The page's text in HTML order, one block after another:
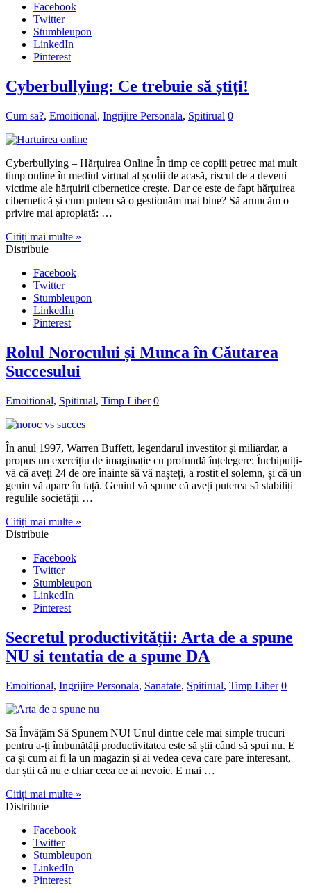
Facebook
Twitter
Stumbleupon
LinkedIn
Pinterest
Cyberbullying: Ce trebuie să știți!
Cum sa?, Emoitional, Ingrijire Personala, Spitirual 0
Cyberbullying – Hărțuirea Online În timp ce copiii petrec mai mult
timp online în mediul virtual al școlii de acasă, riscul de a deveni
victime ale hărțuirii cibernetice crește. Dar ce este de fapt hărțuirea
cibernetică și cum putem să o gestionăm mai bine? Să aruncăm o
privire mai apropiată: …
Citiți mai multe »
Distribuie
Facebook
Twitter
Stumbleupon
LinkedIn
Pinterest
Rolul Norocului și Munca în Căutarea
Succesului
Emoitional, Spitirual, Timp Liber 0
În anul 1997, Warren Buffett, legendarul investitor și miliardar, a
propus un exercițiu de imaginație cu profundă înțelegere: Închipuiți-
vă că aveți 24 de ore înainte să vă nașteți, a rostit el solemn, și că un
geniu vă apare în față. Geniul vă spune că aveți puterea să stabiliți
regulile societății …
Citiți mai multe »
Distribuie
Facebook
Twitter
Stumbleupon
LinkedIn
Pinterest
Secretul productivității: Arta de a spune
NU si tentatia de a spune DA
Emoitional, Ingrijire Personala, Sanatate, Spitirual, Timp Liber 0
Să Învățăm Să Spunem NU! Unul dintre cele mai simple trucuri
pentru a-ți îmbunătăți productivitatea este să știi când să spui nu. E
ca și cum ai fi la un magazin și ai vedea ceva care pare interesant,
dar știi că nu e chiar ceea ce ai nevoie. E mai …
Citiți mai multe »
Distribuie
Facebook
Twitter
Stumbleupon
LinkedIn
Pinterest